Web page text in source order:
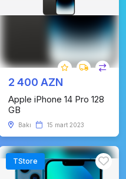
2 400 AZN
Apple iPhone 14 Pro 128
GB
Bakı 15 mart 2023
TStore